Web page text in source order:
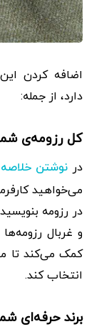
اضافه کردن
دارد، از جمله:
کل رزومه‌ی
در نوشتن
می‌خواهید
در رزومه
و غربال
کمک می‌کند تا
انتخاب کند.
برند حرفه‌ای